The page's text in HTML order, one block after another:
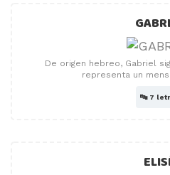
De origen hebreo, Gabriel
representa un
🔤 7